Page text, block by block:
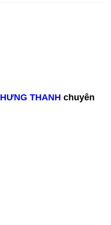
HƯNG THANH chuyên